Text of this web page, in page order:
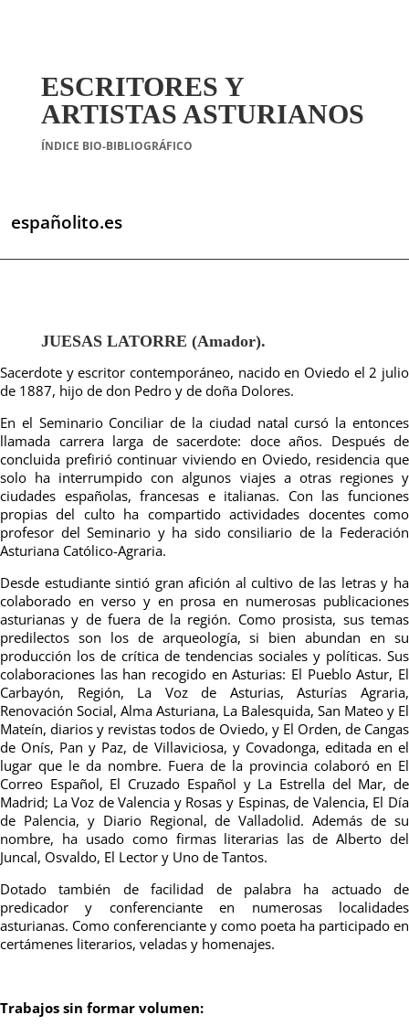
ESCRITORES Y
ARTISTAS ASTURIANOS
ÍNDICE BIO-BIBLIOGRÁFICO
españolito.es
JUESAS LATORRE (Amador).
Sacerdote y escritor contemporáneo, nacido en Oviedo el 2 julio
de 1887, hijo de don Pedro y de doña Dolores.
En el Seminario Conciliar de la ciudad natal cursó la entonces
llamada carrera larga de sacerdote: doce años. Después de
concluida prefirió continuar viviendo en Oviedo, residencia que
solo ha interrumpido con algunos viajes a otras regiones y
ciudades españolas, francesas e italianas. Con las funciones
propias del culto ha compartido actividades docentes como
profesor del Seminario y ha sido consiliario de la Federación
Asturiana Católico-Agraria.
Desde estudiante sintió gran afición al cultivo de las letras y ha
colaborado en verso y en prosa en numerosas publicaciones
asturianas y de fuera de la región. Como prosista, sus temas
predilectos son los de arqueología, si bien abundan en su
producción los de crítica de tendencias sociales y políticas. Sus
colaboraciones las han recogido en Asturias: El Pueblo Astur, El
Carbayón, Región, La Voz de Asturias, Asturías Agraria,
Renovación Social, Alma Asturiana, La Balesquida, San Mateo y El
Mateín, diarios y revistas todos de Oviedo, y El Orden, de Cangas
de Onís, Pan y Paz, de Villaviciosa, y Covadonga, editada en el
lugar que le da nombre. Fuera de la provincia colaboró en El
Correo Español, El Cruzado Español y La Estrella del Mar, de
Madrid; La Voz de Valencia y Rosas y Espinas, de Valencia, El Día
de Palencia, y Diario Regional, de Valladolid. Además de su
nombre, ha usado como firmas literarias las de Alberto del
Juncal, Osvaldo, El Lector y Uno de Tantos.
Dotado también de facilidad de palabra ha actuado de
predicador y conferenciante en numerosas localidades
asturianas. Como conferenciante y como poeta ha participado en
certámenes literarios, veladas y homenajes.
Trabajos sin formar volumen: